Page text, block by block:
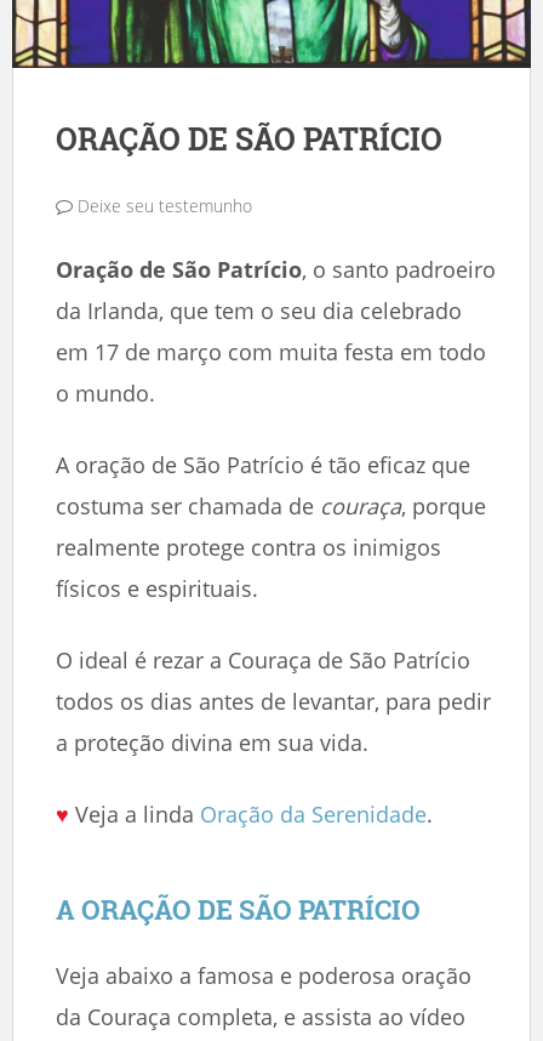
ORAÇÃO DE SÃO PATRÍCIO
Deixe seu testemunho
Oração de São Patrício, o santo padroeiro
da Irlanda, que tem o seu dia celebrado
em 17 de março com muita festa em todo
o mundo.
A oração de São Patrício é tão eficaz que
costuma ser chamada de couraça, porque
realmente protege contra os inimigos
físicos e espirituais.
O ideal é rezar a Couraça de São Patrício
todos os dias antes de levantar, para pedir
a proteção divina em sua vida.
♥ Veja a linda Oração da Serenidade.
A ORAÇÃO DE SÃO PATRÍCIO
Veja abaixo a famosa e poderosa oração
da Couraça completa, e assista ao vídeo